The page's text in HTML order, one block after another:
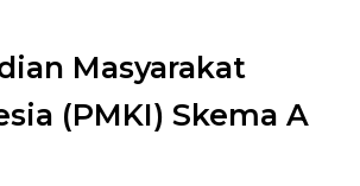
Masyarakat
(PMKI) Skema A